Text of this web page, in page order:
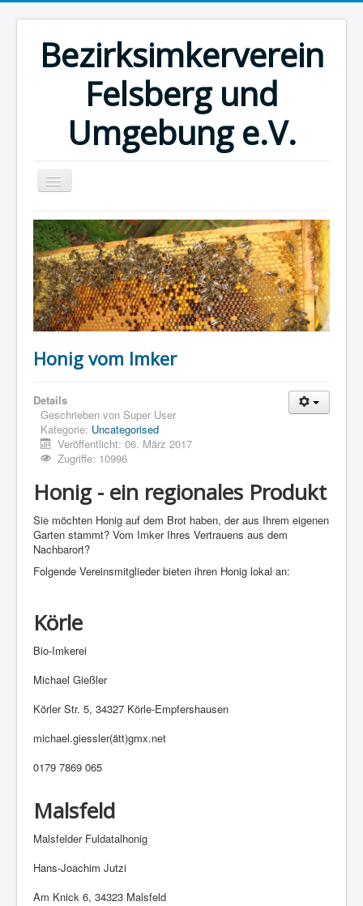
Bezirksimkerverein
Felsberg und
Umgebung e.V.
Home
Kalender
Museum
Honig vom Imker
Links
Impressum
Honig vom Imker
Details
Geschrieben von Super User
Kategorie: Uncategorised
Veröffentlicht: 06. März 2017
Zugriffe: 10996
Honig - ein regionales Produkt
Sie möchten Honig auf dem Brot haben, der aus Ihrem eigenen
Garten stammt? Vom Imker Ihres Vertrauens aus dem
Nachbarort?
Folgende Vereinsmitglieder bieten ihren Honig lokal an:
Körle
Bio-Imkerei
Michael Gießler
Körler Str. 5, 34327 Körle-Empfershausen
michael.giessler(ätt)gmx.net
0179 7869 065
Malsfeld
Malsfelder Fuldatalhonig
Hans-Joachim Jutzi
Am Knick 6, 34323 Malsfeld